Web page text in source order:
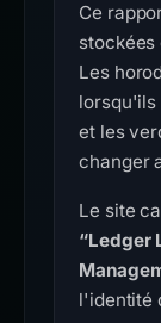
Ce
stockées
Les
lorsqu'ils
et les
changer
Le site
“Ledger
l'identité